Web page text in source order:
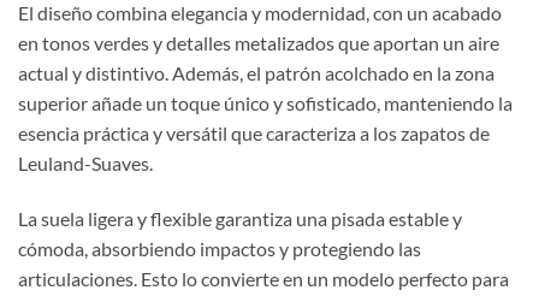
El diseño combina elegancia y modernidad, con un acabado
en tonos verdes y detalles metalizados que aportan un aire
actual y distintivo. Además, el patrón acolchado en la zona
superior añade un toque único y sofisticado, manteniendo la
esencia práctica y versátil que caracteriza a los zapatos de
Leuland-Suaves.
La suela ligera y flexible garantiza una pisada estable y
cómoda, absorbiendo impactos y protegiendo las
articulaciones. Esto lo convierte en un modelo perfecto para